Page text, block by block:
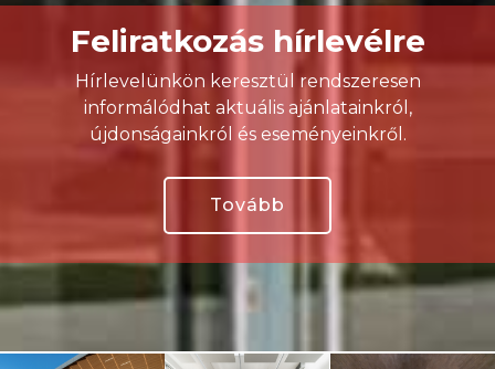
Feliratkozás hírlevélre
Hírlevelünkön keresztül rendszeresen
informálódhat aktuális ajánlatainkról,
újdonságainkról és eseményeinkről.
Tovább